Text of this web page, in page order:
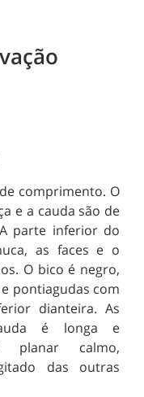
comprimento. O
e a cauda são de
parte inferior do
as faces e o
O bico é negro,
pontiagudas com
dianteira. As
é longa e
planar calmo,
das outras